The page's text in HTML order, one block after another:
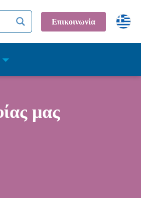
Επικοινωνία
μας